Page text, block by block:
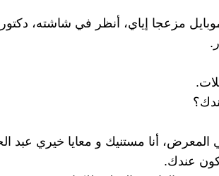
مزعجا إياي، أنظر في شاشته،
أنا مستنيك و معايا خيري عبد
عندك.